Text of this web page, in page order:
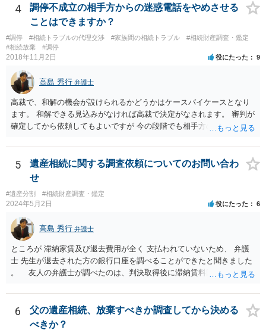
行等に照会をかけることになるでしょう。 不動産は、相続登記が済ん
でいなければ市役所ないし区役所に、お子様と義父様のつながりがわ
かる戸籍一式を揃えてもちこみ、「名寄せ」という手続きをすると、
分かると思います。遺産分割協議書の偽造等により既に相続登記され
てしまっている場合は、住所などに当たりをつけて登記名義を調べて
すが、現代では、各々が自由に価格設定をしていますので、特に相場
はお示しできません。ただし、かつて日本弁護士連合会が設けていた
報酬基準を踏まえて価格設定している弁護士は一定数いると思います
ので、それが一応の目安となるでしょう。
4
調停不成立の相手方からの迷惑電話をやめさせる
ことはできますか？
#調停 #相続トラブルの代理交渉 #家族間の相続トラブル
#相続財産調査・鑑定
#相続放棄
#調停
2018年11月2日 役にたった 9
高島 秀行 弁護士
高裁で、和解の機会が設けられるかどうかはケースバイケースとなり
ます。 和解できる見込みがなければ高裁で決定がなされます。 審判が
確定してから依頼してもよいですが 今の段階でも相手方の連絡が迷惑
5
遺産相続に関する調査依頼についてのお問い合わ
せ
#遺産分割 #相続財産調査・鑑定
2024年5月2日 役にたった 6
高島 秀行 弁護士
ところが 滞納家賃及び退去費用が全く 支払われていないため、 弁護
士 先生が退去された方の銀行口座を調べることができたと聞きました
。 友人の弁護士が調べたのは、判決取得後に滞納賃料回収のため
預金の入出金履歴を調べたわけではありません。 残念ながら、事案
や目的も異なりますし、開示の内容も異なります。
6
父の遺産相続、放棄すべきか調査してから決める
べきか？